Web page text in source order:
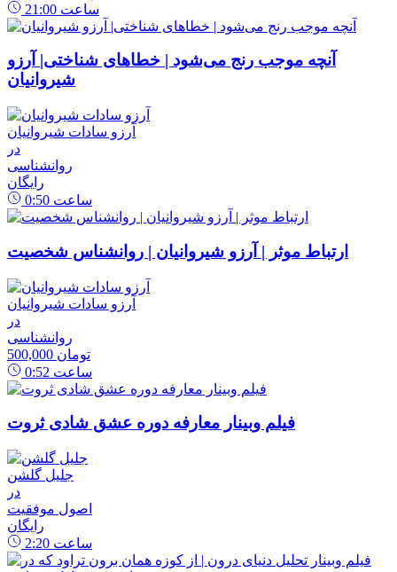
21:00 ساعت
آنچه موجب رنج می‌شود | خطاهای شناختی| آرزو
شیروانیان
آرزو سادات شیروانیان
در
روانشناسی
رایگان
0:50 ساعت
ارتباط موثر | آرزو شیروانیان | روانشناس شخصیت
آرزو سادات شیروانیان
در
روانشناسی
500,000 تومان
0:52 ساعت
فیلم وبینار معارفه دوره عشق شادی ثروت
جلیل گلشن
در
اصول موفقیت
رایگان
2:20 ساعت